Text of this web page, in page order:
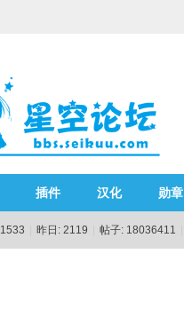
插件 汉化 勋章
1533 昨日: 2119 帖子: 18036411